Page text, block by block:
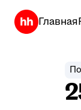
Главная